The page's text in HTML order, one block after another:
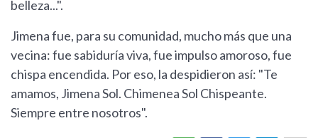
belleza...".
Jimena fue, para su comunidad, mucho más que una
vecina: fue sabiduría viva, fue impulso amoroso, fue
chispa encendida. Por eso, la despidieron así: "Te
amamos, Jimena Sol. Chimenea Sol Chispeante.
Siempre entre nosotros".